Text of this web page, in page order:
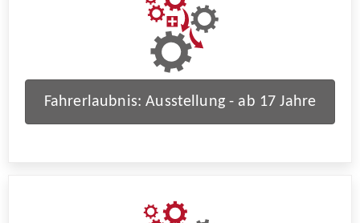
Fahrerlaubnis: Ausstellung - ab 17 Jahre